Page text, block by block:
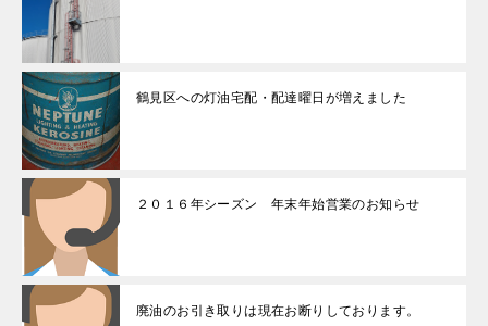
鶴見区への灯油宅配・配達曜日が増えました
２０１６年シーズン 年末年始営業のお知らせ
廃油のお引き取りは現在お断りしております。